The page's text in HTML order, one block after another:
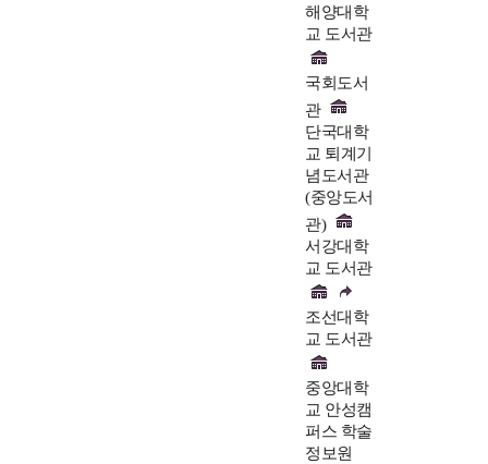
해양대학
교 도서관
국회도서
관
단국대학
교 퇴계기
념도서관
(중앙도서
관)
서강대학
교 도서관
조선대학
교 도서관
중앙대학
교 안성캠
퍼스 학술
정보원